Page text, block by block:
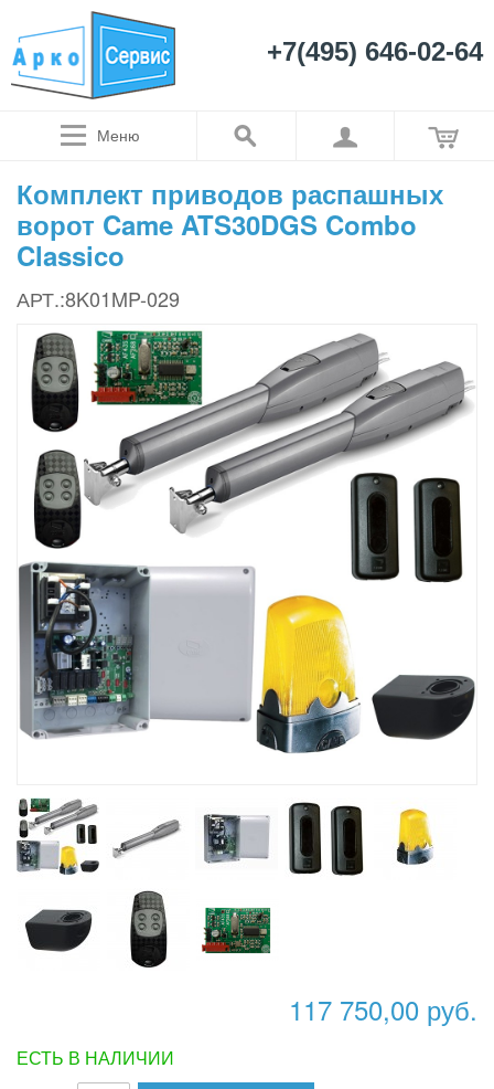
+7(495) 646-02-64
Меню
Комплект приводов распашных
ворот Came ATS30DGS Combo
Classico
АРТ.:8K01MP-029
117 750,00 руб.
ЕСТЬ В НАЛИЧИИ